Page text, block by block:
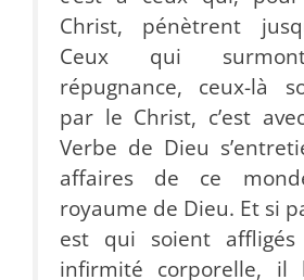
Christ, pénètrent
Ceux qui
répugnance, ceux-là
par le Christ, c’est
Verbe de Dieu
affaires de ce
royaume de Dieu. Et si
est qui soient
infirmité corporelle, il